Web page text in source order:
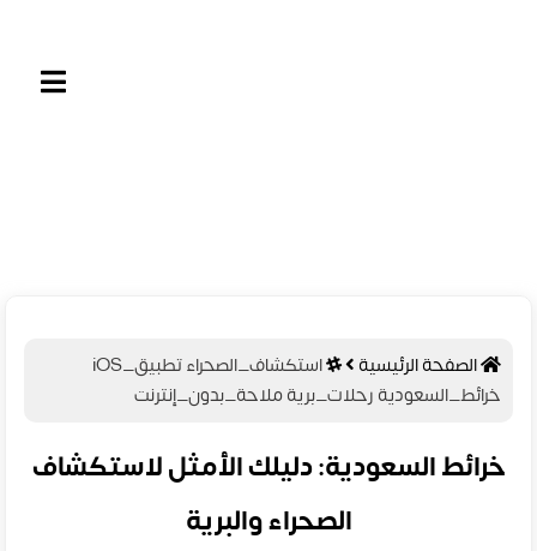
الصفحة الرئيسية استكشاف_الصحراءتطبيق_iOS
خرائط_السعودية رحلات_بريةملاحة_بدون_إنترنت
خرائط السعودية: دليلك الأمثل لاستكشاف
الصحراء والبرية